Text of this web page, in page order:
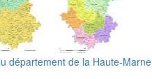
département de la Haute-Marne